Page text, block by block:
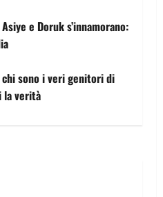
e Doruk s’innamorano:
sono i veri genitori di
la verità